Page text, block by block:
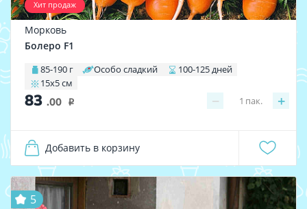
Хит продаж
Морковь
Болеро F1
85-190 г Особо сладкий
100-125 дней
15х5 см
83 .00 i − +
1 пак.
Добавить в корзину
5